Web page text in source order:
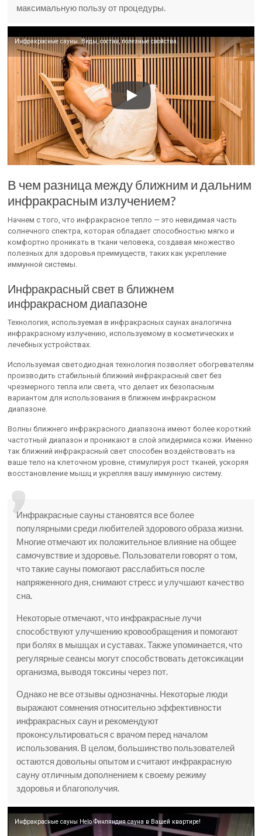
максимальную пользу от процедуры.
Инфракрасные сауны. Виды, состав, полезные свойства.
В чем разница между ближним и дальним
инфракрасным излучением?
Начнем с того, что инфракрасное тепло — это невидимая часть
солнечного спектра, которая обладает способностью мягко и
комфортно проникать в ткани человека, создавая множество
полезных для здоровья преимуществ, таких как укрепление
иммунной системы.
Инфракрасный свет в ближнем
инфракрасном диапазоне
Технология, используемая в инфракрасных саунах аналогична
инфракрасному излучению, используемому в косметических и
лечебных устройствах.
Используемая светодиодная технология позволяет обогревателям
производить стабильный ближний инфракрасный свет без
чрезмерного тепла или света, что делает их безопасным
вариантом для использования в ближнем инфракрасном
диапазоне.
Волны ближнего инфракрасного диапазона имеют более короткий
частотный диапазон и проникают в слой эпидермиса кожи. Именно
так ближний инфракрасный свет способен воздействовать на
ваше тело на клеточном уровне, стимулируя рост тканей, ускоряя
восстановление мышц и укрепляя вашу иммунную систему.
Инфракрасные сауны становятся все более
популярными среди любителей здорового образа жизни.
Многие отмечают их положительное влияние на общее
самочувствие и здоровье. Пользователи говорят о том,
что такие сауны помогают расслабиться после
напряженного дня, снимают стресс и улучшают качество
сна.
Некоторые отмечают, что инфракрасные лучи
способствуют улучшению кровообращения и помогают
при болях в мышцах и суставах. Также упоминается, что
регулярные сеансы могут способствовать детоксикации
организма, выводя токсины через пот.
Однако не все отзывы однозначны. Некоторые люди
выражают сомнения относительно эффективности
инфракрасных саун и рекомендуют
проконсультироваться с врачом перед началом
использования. В целом, большинство пользователей
остаются довольны опытом и считают инфракрасную
сауну отличным дополнением к своему режиму
здоровья и благополучия.
Инфракрасные сауны Helo Финляндия сауна в Вашей квартире!